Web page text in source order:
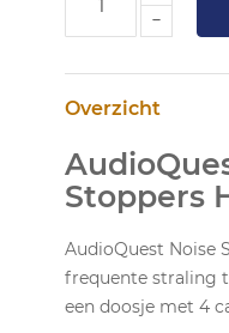
Overzicht
Stoppers
AudioQuest Noise
frequente straling
een doosje met 4